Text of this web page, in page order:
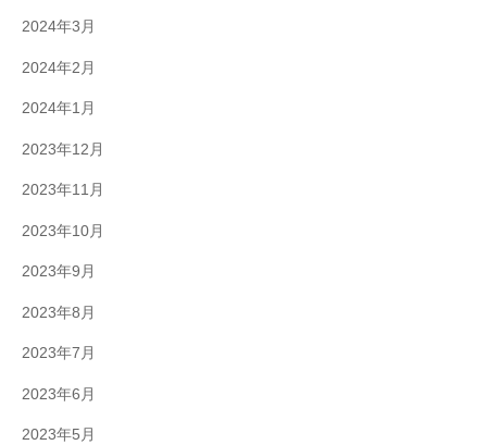
2024年3月
2024年2月
2024年1月
2023年12月
2023年11月
2023年10月
2023年9月
2023年8月
2023年7月
2023年6月
2023年5月